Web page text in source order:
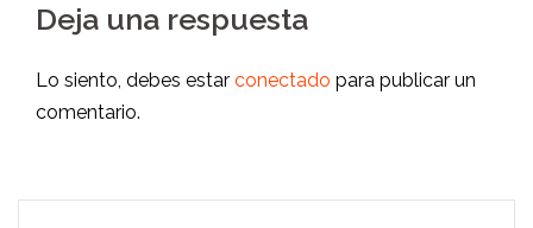
Deja una respuesta
Lo siento, debes estar conectado para publicar un
comentario.